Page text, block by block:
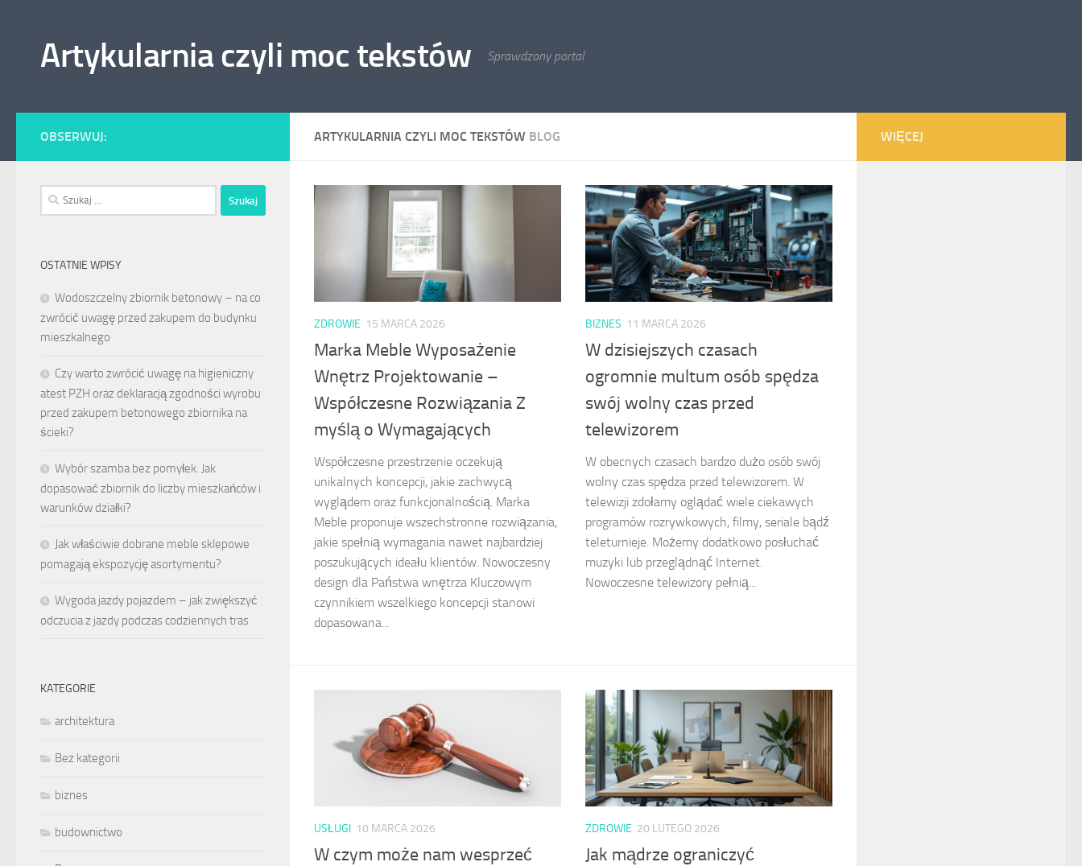
Artykularnia czyli moc tekstów Sprawdzony portal
ARTYKULARNIA CZYLI MOC TEKSTÓW BLOG
ZDROWIE 15 MARCA 2026
Marka Meble Wyposażenie
Wnętrz Projektowanie –
Współczesne Rozwiązania Z
myślą o Wymagających
Współczesne przestrzenie oczekują
unikalnych koncepcji, jakie zachwycą
wyglądem oraz funkcjonalnością. Marka
Meble proponuje wszechstronne rozwiązania,
jakie spełnią wymagania nawet najbardziej
poszukujących ideału klientów. Nowoczesny
design dla Państwa wnętrza Kluczowym
czynnikiem wszelkiego koncepcji stanowi
dopasowana...
BIZNES 11 MARCA 2026
W dzisiejszych czasach
ogromnie multum osób spędza
swój wolny czas przed
telewizorem
W obecnych czasach bardzo dużo osób swój
wolny czas spędza przed telewizorem. W
telewizji zdołamy oglądać wiele ciekawych
programów rozrywkowych, filmy, seriale bądź
teleturnieje. Możemy dodatkowo posłuchać
muzyki lub przeglądnąć Internet.
Nowoczesne telewizory pełnią...
USŁUGI 10 MARCA 2026
W czym może nam wesprzeć
ZDROWIE 20 LUTEGO 2026
Jak mądrze ograniczyć
OBSERWUJ:
Szukaj:
OSTATNIE WPISY
Wodoszczelny zbiornik betonowy – na co
zwrócić uwagę przed zakupem do budynku
mieszkalnego
Czy warto zwrócić uwagę na higieniczny
atest PZH oraz deklaracją zgodności wyrobu
przed zakupem betonowego zbiornika na
ścieki?
Wybór szamba bez pomyłek. Jak
dopasować zbiornik do liczby mieszkańców i
warunków działki?
Jak właściwie dobrane meble sklepowe
pomagają ekspozycję asortymentu?
Wygoda jazdy pojazdem – jak zwiększyć
odczucia z jazdy podczas codziennych tras
KATEGORIE
architektura
Bez kategorii
biznes
budownictwo
WIĘCEJ